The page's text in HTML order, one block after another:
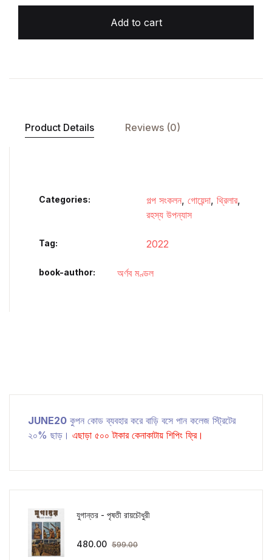
Add to cart
Product Details Reviews (0)
Categories: গল্প সংকলন, গোয়েন্দা, থ্রিলার,
রহস্য উপন্যাস
Tag: 2022
book-author অর্ণব মণ্ডল
JUNE20 কুপন কোড ব্যবহার করে বাড়ি বসে পান কলেজ স্ট্রিটের
২০% ছাড়। এছাড়া ৫০০ টাকার কেনাকাটায় শিপিং ফ্রি।
যুগান্তর - পৃষতী রায়চৌধুরী
480.00 599.00